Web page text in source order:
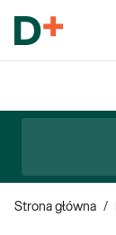
Strona główna /